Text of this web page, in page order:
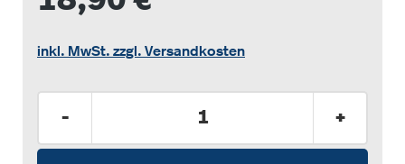
inkl. MwSt. zzgl. Versandkosten
- +